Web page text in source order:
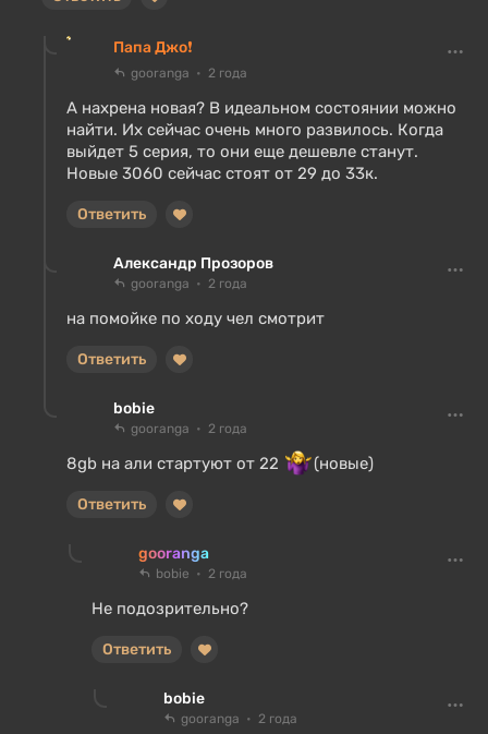
Папа Джо❗
gooranga 2 года
А нахрена новая? В идеальном состоянии можно
найти. Их сейчас очень много развилось. Когда
выйдет 5 серия, то они еще дешевле станут.
Новые 3060 сейчас стоят от 29 до 33к.
Ответить
Александр Прозоров
gooranga 2 года
на помойке по ходу чел смотрит
Ответить
bobie
gooranga 2 года
8gb на али стартуют от 22 (новые)
Ответить
gooranga
bobie 2 года
Не подозрительно?
Ответить
bobie
gooranga 2 года